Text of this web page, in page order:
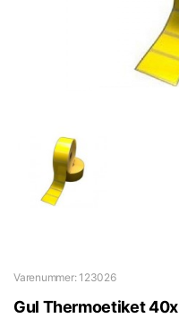
Varenummer: 123026
Gul Thermoetiket